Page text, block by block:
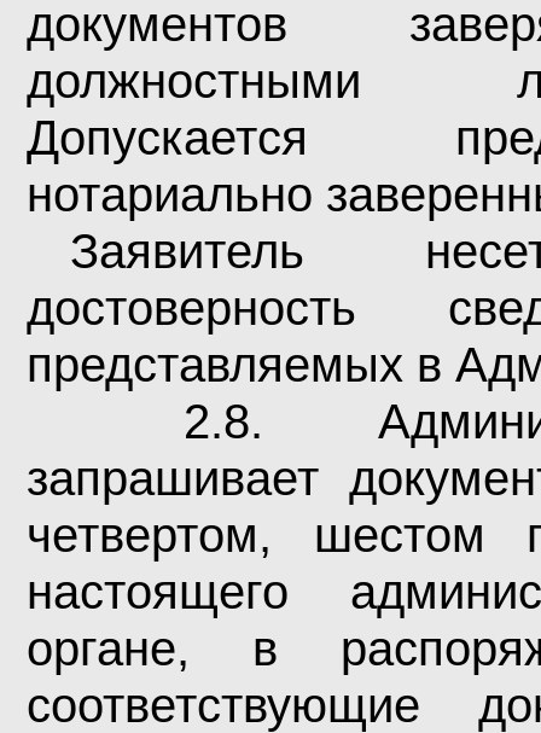
документов
должностными
Допускается
нотариально
Заявитель
достоверность
представляемых в
2.8.
запрашивает
четвертом,
настоящего
органе, в
соответствующие